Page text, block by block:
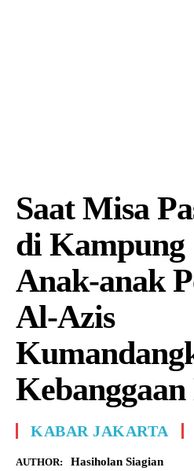
Saat Misa
di Kampung
Anak-anak
Al-Azis
KABAR JAKARTA
AUTHOR: Hasiholan Siagian